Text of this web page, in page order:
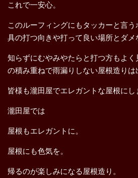
これで一安心。
このルーフィングにもタッカーと言
具の打つ向きや打って良い場所とダメ
知らずにむやみやたらと打つ方もよ
の積み重ねで雨漏りしない屋根造りは
皆様も瀧田屋でエレガントな屋根にし
瀧田屋では
屋根もエレガントに。
屋根にも色気を。
帰るのが楽しみになる屋根造り。